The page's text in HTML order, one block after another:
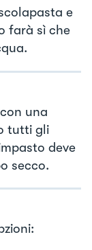
e
farà sì che
una
tutti gli
deve
secco.